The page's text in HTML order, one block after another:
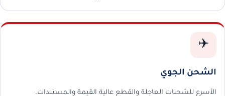
✈️
الشحن الجوي
الأسرع للشحنات العاجلة والقطع عالية القيمة والمستندات.